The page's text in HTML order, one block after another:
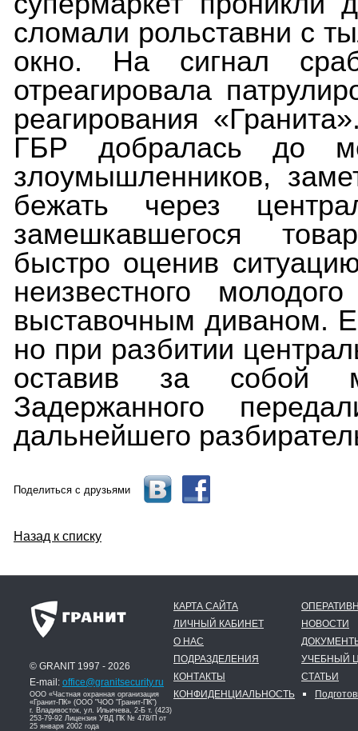
сломали рольставни с
окно. На сигнал
отреагировала
реагирования
ГБР добралась до
злоумышленников,
бежать через
замешкавшегося
быстро оценив
неизвестного
выставочным диваном.
но при разбитии
оставив за собой
Задержанного
дальнейшего
Поделиться с друзьями
Назад к списку
© GRANIT 1997 - 2026
E-mail: office@granitsecurity.ru
ООО «Частная охранная организация
«Гранит-ПК» (ООО "ЧОО "Гранит-ПК")
г. Владивосток, ул. Ильичева, 2-Б т. (423)
253-79-92 Лицензия УВД ПК № 478/П от
25 января 2002 года
КАРТА САЙТА
ЛИЧНЫЙ КАБИНЕТ
О НАС
ПОДРАЗДЕЛЕНИЯ
КОНТАКТЫ
КОНФИДЕНЦИАЛЬНОСТЬ
НОВОСТИ
УЧЕБНЫЙ
СТАТЬИ